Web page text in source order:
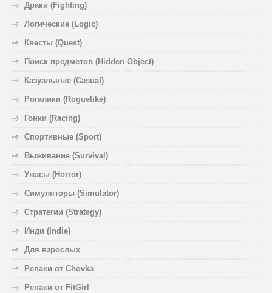
Драки (Fighting)
Логические (Logic)
Квесты (Quest)
Поиск предметов (Hidden Object)
Казуальные (Casual)
Рогалики (Roguelike)
Гонки (Racing)
Спортивные (Sport)
Выживание (Survival)
Ужасы (Horror)
Симуляторы (Simulator)
Стратегии (Strategy)
Инди (Indie)
Для взрослых
Репаки от Chovka
Репаки от FitGirl